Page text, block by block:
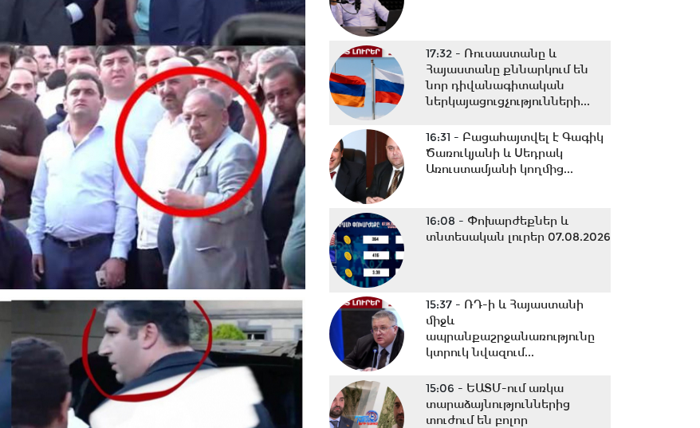
17:32 - Ռուսաստանը և
Հայաստանը քննարկում են
նոր դիվանագիտական
ներկայացուցչությունների...
16:31 - Բացահայտվել է Գագիկ
Ծառուկյանի և Սեդրակ
Առուստամյանի կողմից...
16:08 - Փոխարժեքներ և
տնտեսական լուրեր 07.08.2026
15:37 - ՌԴ-ի և Հայաստանի
միջև
ապրանքաշրջանառությունը
կտրուկ նվազում...
15:06 - ԵԱՏՄ-ում առկա
տարաձայնություններից
տուժում են բոլոր